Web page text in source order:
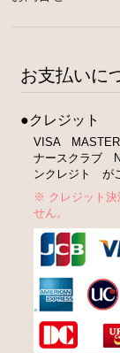
お支払いに
●クレジット
VISA
ナースクラブ
ンクレジト が
※ クレジット決
せん。